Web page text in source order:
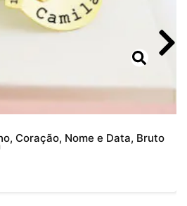
Coração, Nome e Data, Bruto